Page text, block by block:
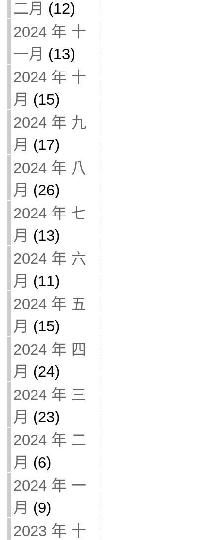
二月 (12)
2024 年 十
一月 (13)
2024 年 十
月 (15)
2024 年 九
月 (17)
2024 年 八
月 (26)
2024 年 七
月 (13)
2024 年 六
月 (11)
2024 年 五
月 (15)
2024 年 四
月 (24)
2024 年 三
月 (23)
2024 年 二
月 (6)
2024 年 一
月 (9)
2023 年 十